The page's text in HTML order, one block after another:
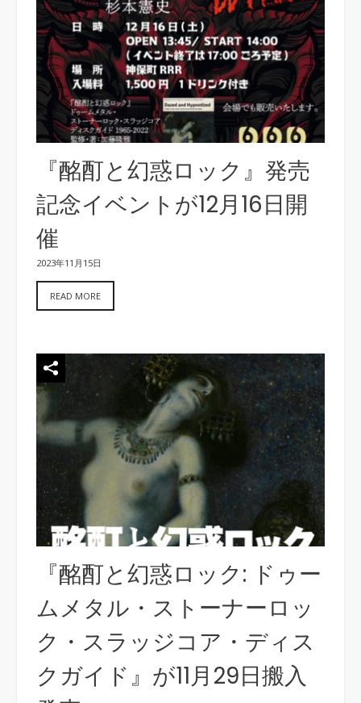
『酩酊と幻惑ロック』発売
記念イベントが12月16日開
催
2023年11月15日
READ MORE
『酩酊と幻惑ロック: ドゥー
ムメタル・ストーナーロッ
ク・スラッジコア・ディス
クガイド』が11月29日搬入